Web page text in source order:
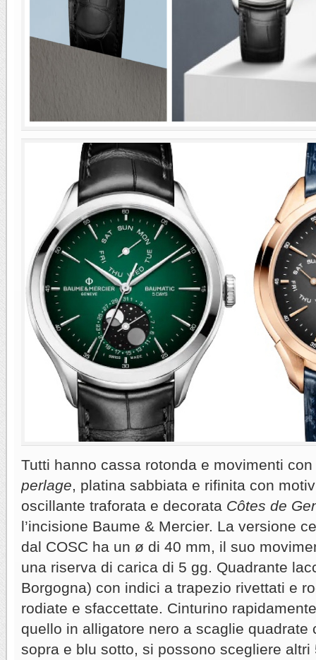
Tutti hanno cassa rotonda e movimenti
perlage, platina sabbiata e rifinita con
oscillante traforata e decorata Côtes de
l’incisione Baume & Mercier. La versione
dal COSC ha un ø di 40 mm, il suo
una riserva di carica di 5 gg. Quadrante
Borgogna) con indici a trapezio rivettati e
rodiate e sfaccettate. Cinturino
quello in alligatore nero a scaglie quadrate
sopra e blu sotto, si possono scegliere